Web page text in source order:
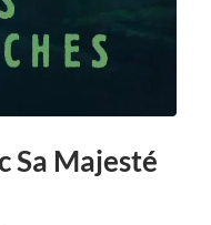
Sa Majesté